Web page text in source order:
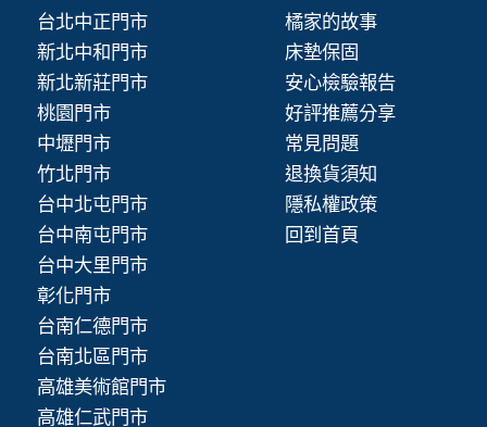
台北中正門市
新北中和門市
新北新莊門市
桃園門市
中壢門市
竹北門市
台中北屯門市
台中南屯門市
台中大里門市
彰化門市
台南仁德門市
台南北區門市
高雄美術館門市
高雄仁武門市
橘家的故事
床墊保固
安心檢驗報告
好評推薦分享
常見問題
退換貨須知
隱私權政策
回到首頁